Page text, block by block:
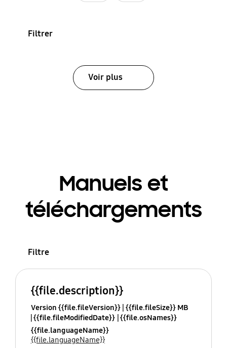
Filtrer
Voir plus
Manuels et
téléchargements
Filtre
{{file.description}}
Version {{file.fileVersion}} {{file.fileSize}} MB
{{file.fileModifiedDate}} {{file.osNames}}
{{file.languageName}}
{{file.languageName}}